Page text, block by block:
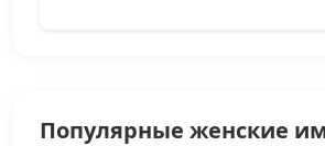
Популярные женские